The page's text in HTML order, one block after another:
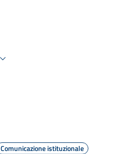
Comunicazione istituzionale